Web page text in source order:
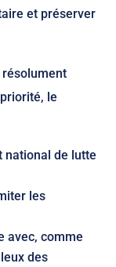
et préserver
résolument
le
national de lutte
les
avec, comme
des